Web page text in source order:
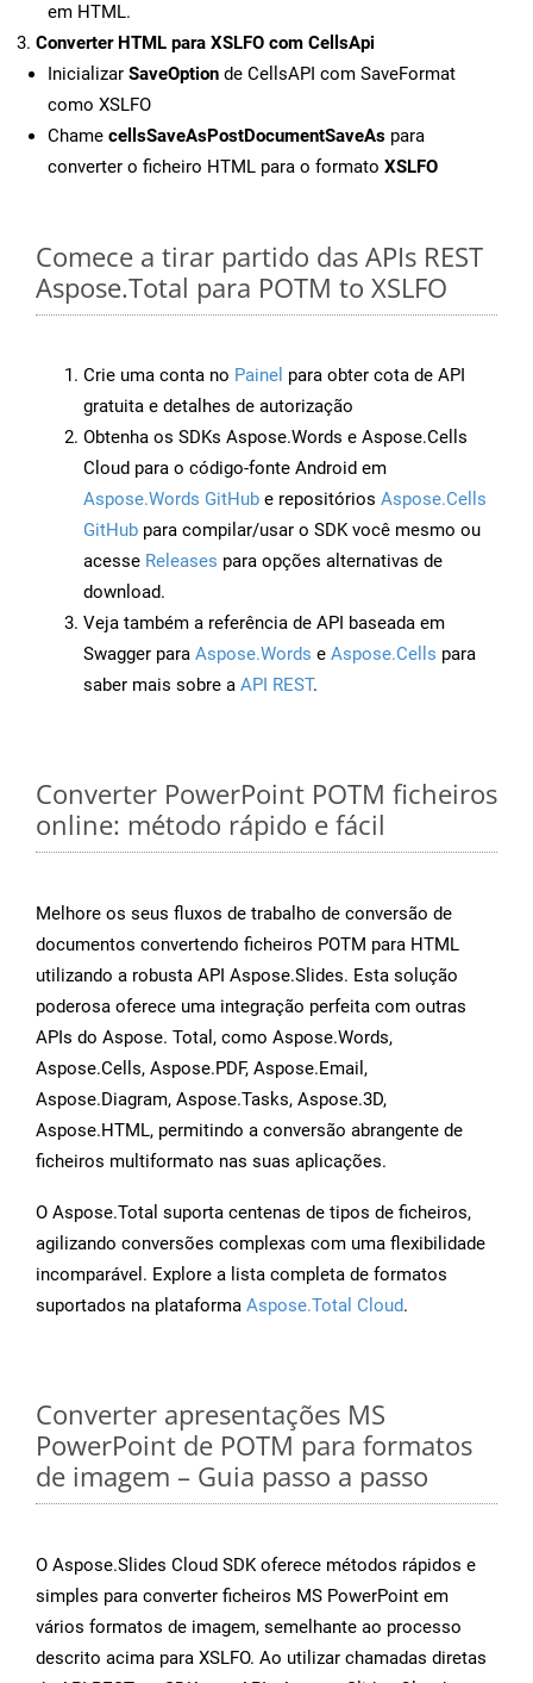
em HTML.
Converter HTML para XSLFO com CellsApi
Inicializar SaveOption de CellsAPI com SaveFormat
como XSLFO
Chame cellsSaveAsPostDocumentSaveAs para
converter o ficheiro HTML para o formato XSLFO
Comece a tirar partido das APIs REST
Aspose.Total para POTM to XSLFO
Crie uma conta no Painel para obter cota de API
gratuita e detalhes de autorização
Obtenha os SDKs Aspose.Words e Aspose.Cells
Cloud para o código-fonte Android em
Aspose.Words GitHub e repositórios Aspose.Cells
GitHub para compilar/usar o SDK você mesmo ou
acesse Releases para opções alternativas de
download.
Veja também a referência de API baseada em
Swagger para Aspose.Words e Aspose.Cells para
saber mais sobre a API REST.
Converter PowerPoint POTM ficheiros
online: método rápido e fácil
Melhore os seus fluxos de trabalho de conversão de
documentos convertendo ficheiros POTM para HTML
utilizando a robusta API Aspose.Slides. Esta solução
poderosa oferece uma integração perfeita com outras
APIs do Aspose. Total, como Aspose.Words,
Aspose.Cells, Aspose.PDF, Aspose.Email,
Aspose.Diagram, Aspose.Tasks, Aspose.3D,
Aspose.HTML, permitindo a conversão abrangente de
ficheiros multiformato nas suas aplicações.
O Aspose.Total suporta centenas de tipos de ficheiros,
agilizando conversões complexas com uma flexibilidade
incomparável. Explore a lista completa de formatos
suportados na plataforma Aspose.Total Cloud.
Converter apresentações MS
PowerPoint de POTM para formatos
de imagem – Guia passo a passo
O Aspose.Slides Cloud SDK oferece métodos rápidos e
simples para converter ficheiros MS PowerPoint em
vários formatos de imagem, semelhante ao processo
descrito acima para XSLFO. Ao utilizar chamadas diretas